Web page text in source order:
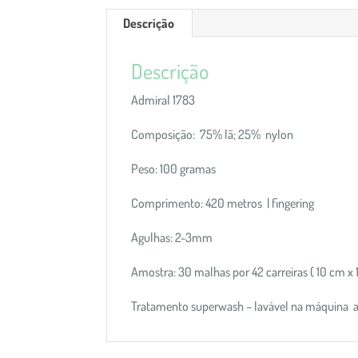
Descrição
Descrição
Admiral 1783
Composição: 75% lã; 25% nylon
Peso: 100 gramas
Comprimento: 420 metros | fingering
Agulhas: 2-3mm
Amostra: 30 malhas por 42 carreiras ( 10 cm x
Tratamento superwash – lavável na máquina